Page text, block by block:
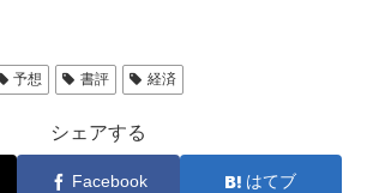
予想 書評 経済
シェアする
Facebook はてブ